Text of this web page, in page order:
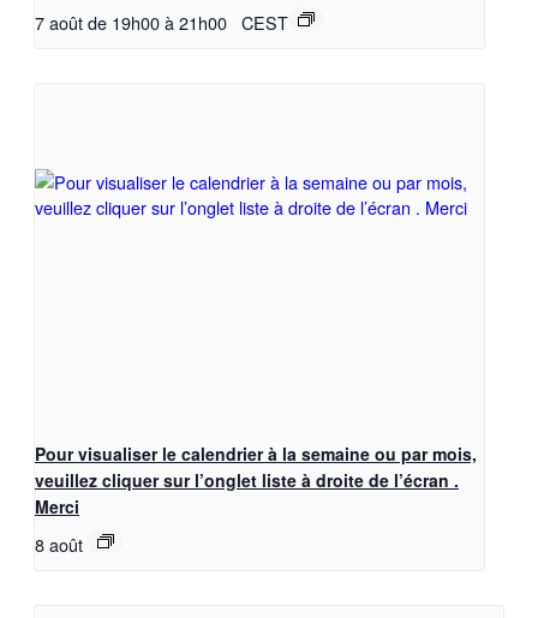
7 août de 19h00à21h00 CEST
Pour visualiser le calendrier à la semaine ou par mois,
veuillez cliquer sur l’onglet liste à droite de l’écran .
Merci
8 août